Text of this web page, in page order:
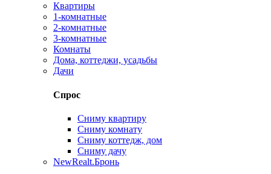
Квартиры
1-комнатные
2-комнатные
3-комнатные
Комнаты
Дома, коттеджи, усадьбы
Дачи
Спрос
Сниму квартиру
Сниму комнату
Сниму коттедж, дом
Сниму дачу
NewRealt.Бронь